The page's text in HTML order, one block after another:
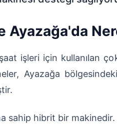
işleri için kullanılan
Ayazağa
sahip hibrit bir